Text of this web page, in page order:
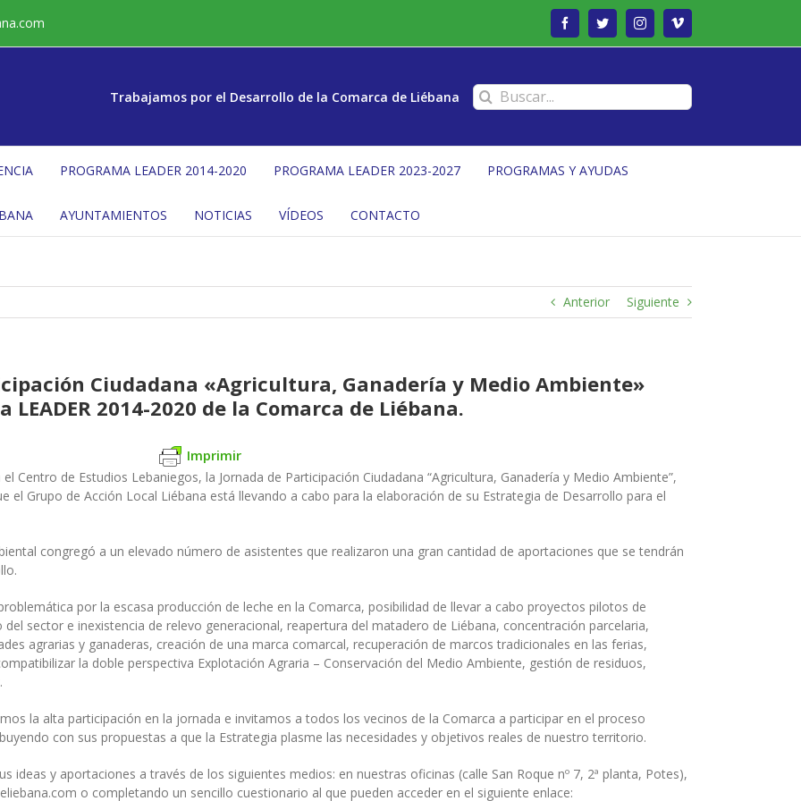
FacebookTwitterInstagramVimeo
Trabajamos por el Desarrollo de la Comarca de Liébana Buscar:
PROGRAMA LEADER 2014-2020 PROGRAMA LEADER 2023-2027 PROGRAMAS Y AYUDAS
AYUNTAMIENTOS NOTICIAS VÍDEOS CONTACTO
Anterior Siguiente
Ciudadana «Agricultura, Ganadería y Medio Ambiente»
2014-2020 de la Comarca de Liébana.
Imprimir
Centro de Estudios Lebaniegos, la Jornada de Participación Ciudadana “Agricultura, Ganadería y Medio Ambiente”,
el Grupo de Acción Local Liébana está llevando a cabo para la elaboración de su Estrategia de Desarrollo para el
congregó a un elevado número de asistentes que realizaron una gran cantidad de aportaciones que se tendrán
por la escasa producción de leche en la Comarca, posibilidad de llevar a cabo proyectos pilotos de
sector e inexistencia de relevo generacional, reapertura del matadero de Liébana, concentración parcelaria,
agrarias y ganaderas, creación de una marca comarcal, recuperación de marcos tradicionales en las ferias,
la doble perspectiva Explotación Agraria – Conservación del Medio Ambiente, gestión de residuos,
la alta participación en la jornada e invitamos a todos los vecinos de la Comarca a participar en el proceso
con sus propuestas a que la Estrategia plasme las necesidades y objetivos reales de nuestro territorio.
ideas y aportaciones a través de los siguientes medios: en nuestras oficinas (calle San Roque nº 7, 2ª planta, Potes),
o completando un sencillo cuestionario al que pueden acceder en el siguiente enlace: